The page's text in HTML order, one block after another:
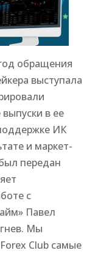
обращения
выступала
в ее
ИК
и маркет-
передан
с
Павел
Мы
Club самые